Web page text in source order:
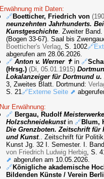
Erwähnung mit Daten:
🔗Boetticher, Friedrich von
neunzehnten Jahrhunderts.
Kunstgeschichte. Zweiter
(Bogen 33-67). Saal bis
Boetticher's Verlag, S. 1002
abgerufen am 28.06.2026.
🔗 Anton v. Werner ✝in🔗
(Hrsg.) (Di, 05.01.1915)
Lokalanzeiger für Dortmund u.
3, Zweites Blatt. Dortmund:
S. 21🔗Externe Seite ⬈
Nur Erwähnung:
🔗 Bergau, Rudolf
Holzschneidekunstin🔗Blum,
Die Grenzboten. Zeitschrift
und Kunst.. Zeitschrift für
Kunst Jg. 32 I. Semester. I.
von Friedrich Ludwig Herbig, S.
⬈ abgerufen am 10.05.2026.
🔗Königliche akademische
Bildenden Künste / Verein